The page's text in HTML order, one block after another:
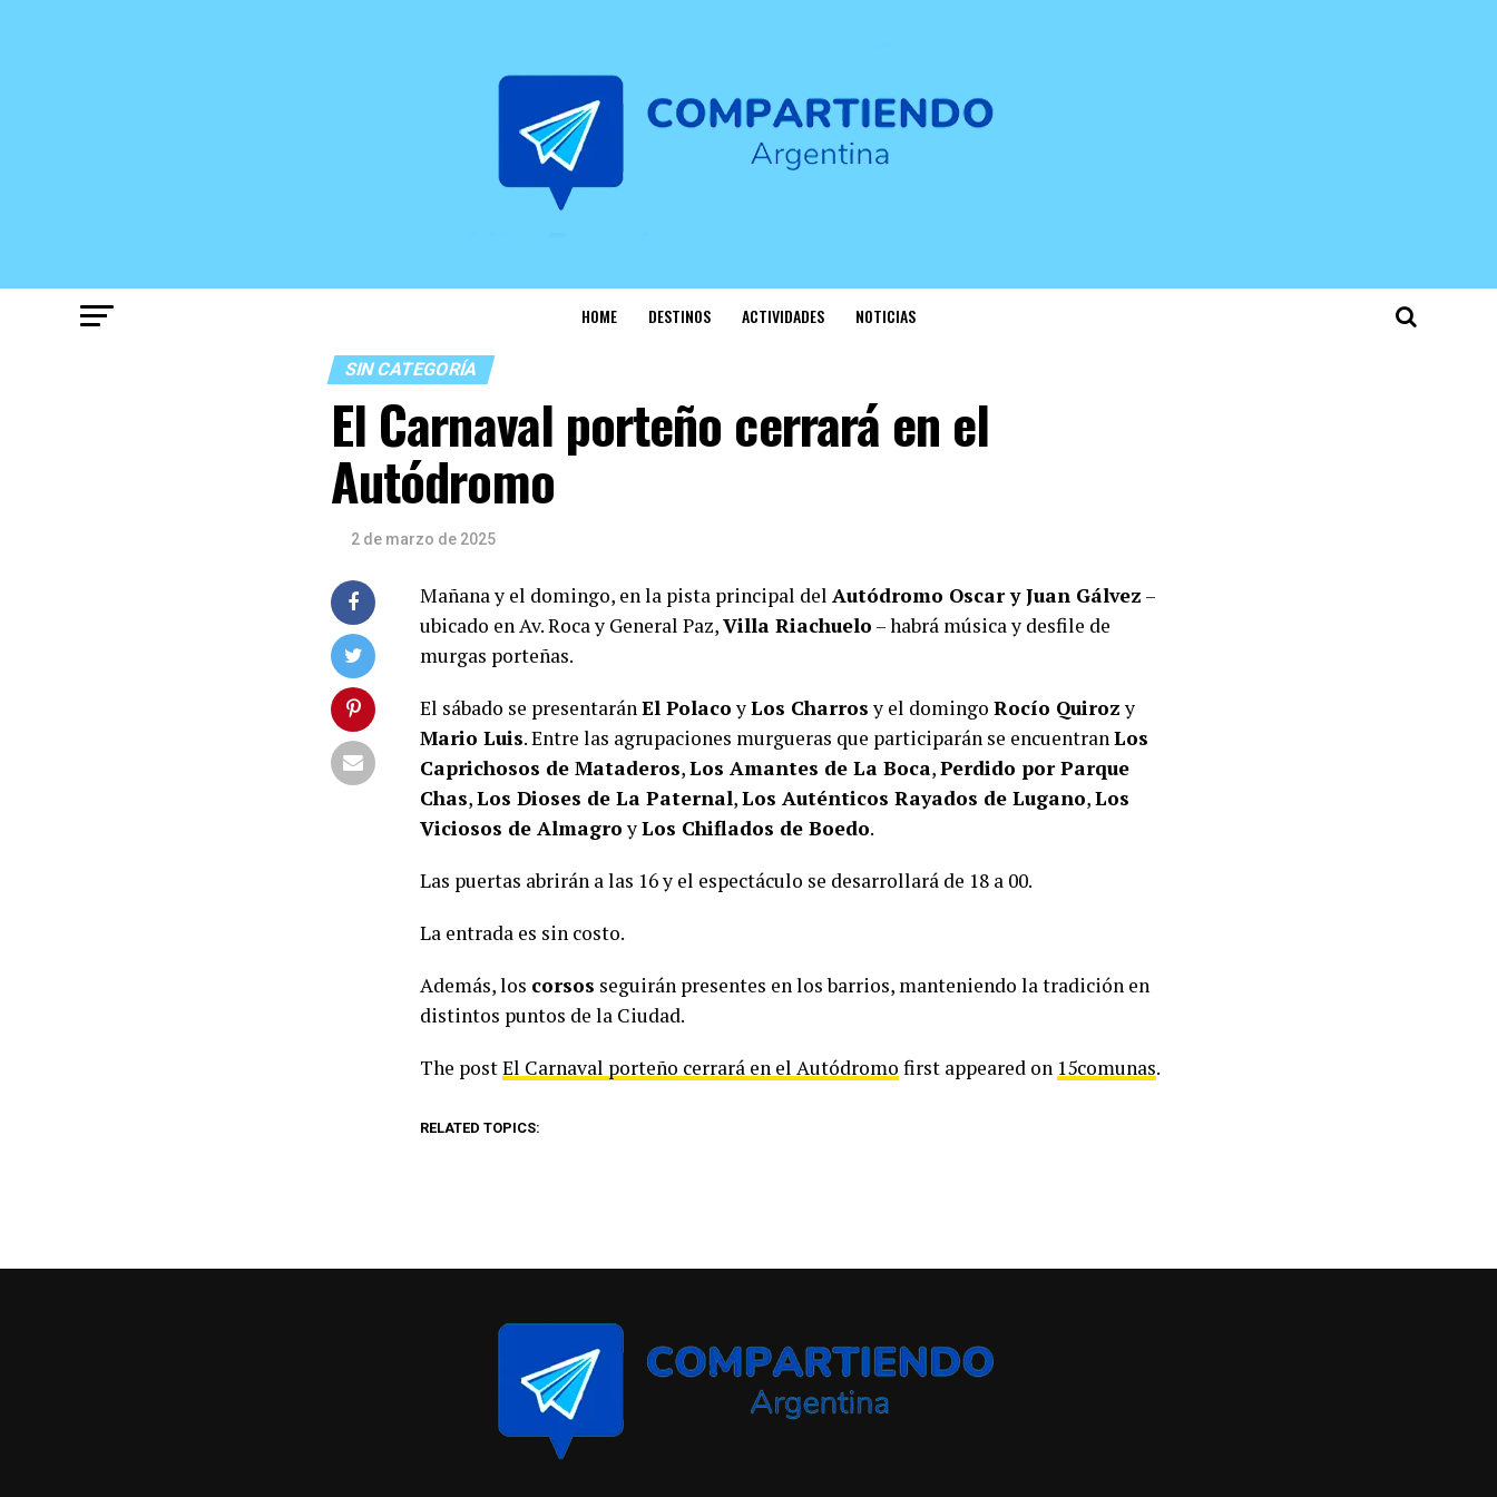
HOME DESTINOS ACTIVIDADES NOTICIAS
SIN CATEGORÍA
El Carnaval porteño cerrará en el
Autódromo
2 de marzo de 2025
Mañana y el domingo, en la pista principal del Autódromo Oscar y Juan Gálvez –
ubicado en Av. Roca y General Paz,Villa Riachuelo – habrá música y desfile de
murgas porteñas.
El sábado se presentaránEl PolacoyLos Charrosy el domingo Rocío Quirozy
Mario Luis. Entre las agrupaciones murgueras que participarán se encuentranLos
Caprichosos de Mataderos,Los Amantes de La Boca,Perdido por Parque
Chas,Los Dioses de La Paternal,Los Auténticos Rayados de Lugano,Los
Viciosos de AlmagroyLos Chiflados de Boedo.
Las puertas abrirán a las 16 y el espectáculo se desarrollará de 18 a 00.
La entrada es sin costo.
Además, los corsos seguirán presentes en los barrios, manteniendo la tradición en
distintos puntos de la Ciudad.
The postEl Carnaval porteño cerrará en el Autódromo first appeared on 15comunas.
RELATED TOPICS: